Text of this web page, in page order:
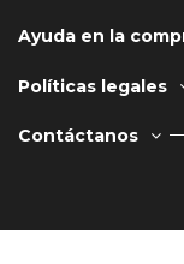
Ayuda en la
Políticas legales
Contáctanos